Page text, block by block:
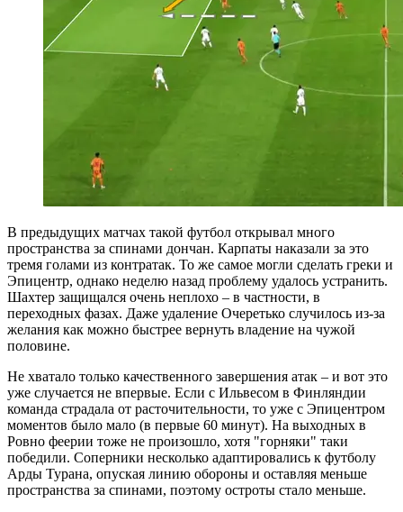
В предыдущих матчах такой футбол открывал много
пространства за спинами дончан. Карпаты наказали за это
тремя голами из контратак. То же самое могли сделать греки и
Эпицентр, однако неделю назад проблему удалось устранить.
Шахтер защищался очень неплохо – в частности, в
переходных фазах. Даже удаление Очеретько случилось из-за
желания как можно быстрее вернуть владение на чужой
половине.
Не хватало только качественного завершения атак – и вот это
уже случается не впервые. Если с Ильвесом в Финляндии
команда страдала от расточительности, то уже с Эпицентром
моментов было мало (в первые 60 минут). На выходных в
Ровно феерии тоже не произошло, хотя "горняки" таки
победили. Соперники несколько адаптировались к футболу
Арды Турана, опуская линию обороны и оставляя меньше
пространства за спинами, поэтому остроты стало меньше.